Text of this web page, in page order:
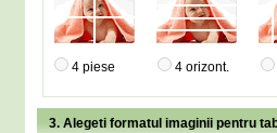
4 piese 4 orizont.
3. Alegeti formatul imaginii pentru